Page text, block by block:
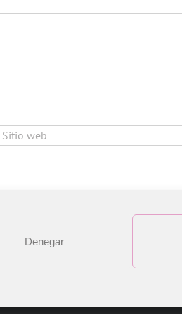
Denegar